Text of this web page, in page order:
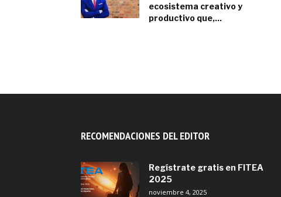
ecosistema creativo y
productivo que,...
RECOMENDACIONES DEL EDITOR
Regístrate gratis en FITEA
2025
noviembre 4, 2025